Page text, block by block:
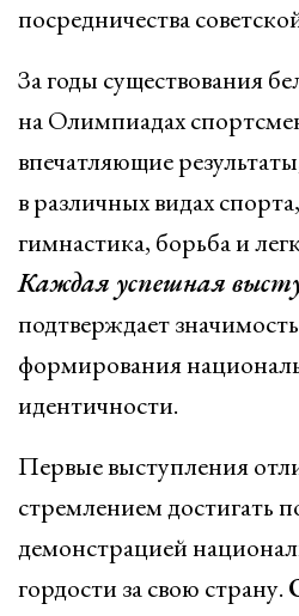
посредничества
За годы существования
на Олимпиадах
впечатляющие
в различных видах
гимнастика, борьба и
Каждая успешная
подтверждает
формирования
идентичности.
Первые выступления
стремлением достигать
демонстрацией
гордости за свою страну.